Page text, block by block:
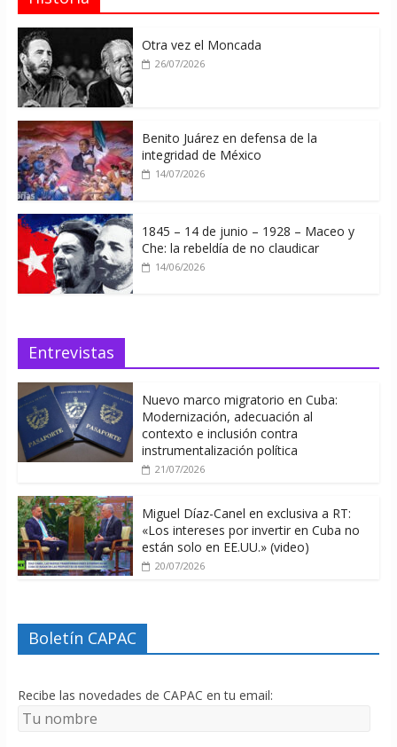
Otra vez el Moncada
26/07/2026
Benito Juárez en defensa de la
integridad de México
14/07/2026
1845 – 14 de junio – 1928 – Maceo y
Che: la rebeldía de no claudicar
14/06/2026
Entrevistas
Nuevo marco migratorio en Cuba:
Modernización, adecuación al
contexto e inclusión contra
instrumentalización política
21/07/2026
Miguel Díaz-Canel en exclusiva a RT:
«Los intereses por invertir en Cuba no
están solo en EE.UU.» (video)
20/07/2026
Boletín CAPAC
Recibe las novedades de CAPAC en tu email: